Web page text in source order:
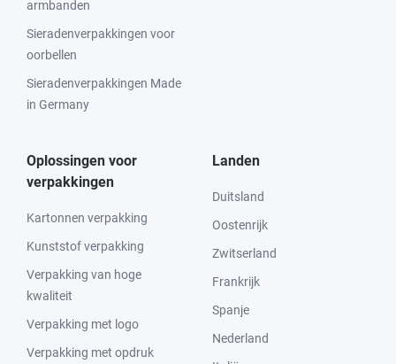
armbanden
Sieradenverpakkingen voor
oorbellen
Sieradenverpakkingen Made
in Germany
Oplossingen voor
verpakkingen
Kartonnen verpakking
Kunststof verpakking
Verpakking van hoge
kwaliteit
Verpakking met logo
Verpakking met opdruk
Landen
Duitsland
Oostenrijk
Zwitserland
Frankrijk
Spanje
Nederland